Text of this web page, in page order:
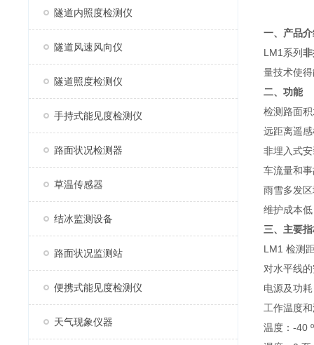
隧道内照度检测仪
隧道风速风向仪
隧道照度检测仪
手持式能见度检测仪
路面状况检测器
草温传感器
结冰监测设备
路面状况监测站
便携式能见度检测仪
天气现象仪器
一、产品
LM1系列
量技术使
二、功能
检测路面
远距离遥
非埋入式
车流量和
雨雪多发
维护成本低
三、主要
LM1 检测
对水平线
电源及功
工作温度
温度：-40